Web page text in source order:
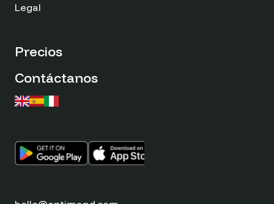
Legal
Precios
Contáctanos